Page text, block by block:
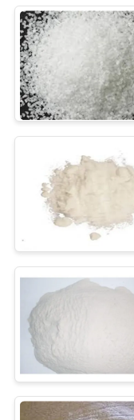
KEBIJAKAN
PRIBADI
Blok
Blok